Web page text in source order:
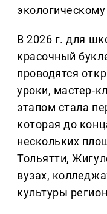
В 2026 г. для
красочный
проводятся
уроки, мастер-
этапом стала
которая до
нескольких
Тольятти,
вузах,
культуры